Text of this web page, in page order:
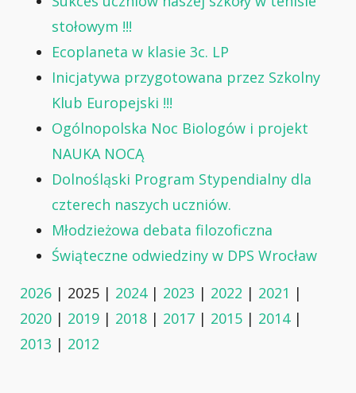
stołowym !!!
Ecoplaneta w klasie 3c. LP
Inicjatywa przygotowana przez Szkolny
Klub Europejski !!!
Ogólnopolska Noc Biologów i projekt
NAUKA NOCĄ
Dolnośląski Program Stypendialny dla
czterech naszych uczniów.
Młodzieżowa debata filozoficzna
Świąteczne odwiedziny w DPS Wrocław
2026 | 2025 | 2024| 2023 | 2022 | 2021 |
2020 | 2019 | 2018 | 2017 | 2015 | 2014|
2013 | 2012